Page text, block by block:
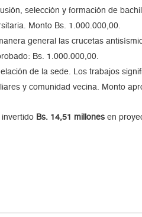
selección y formación de
Monto Bs. 1.000.000,00.
general las crucetas
Bs. 1.000.000,00.
de la sede. Los trabajos
y comunidad vecina. Monto
invertido Bs. 14,51 millones en